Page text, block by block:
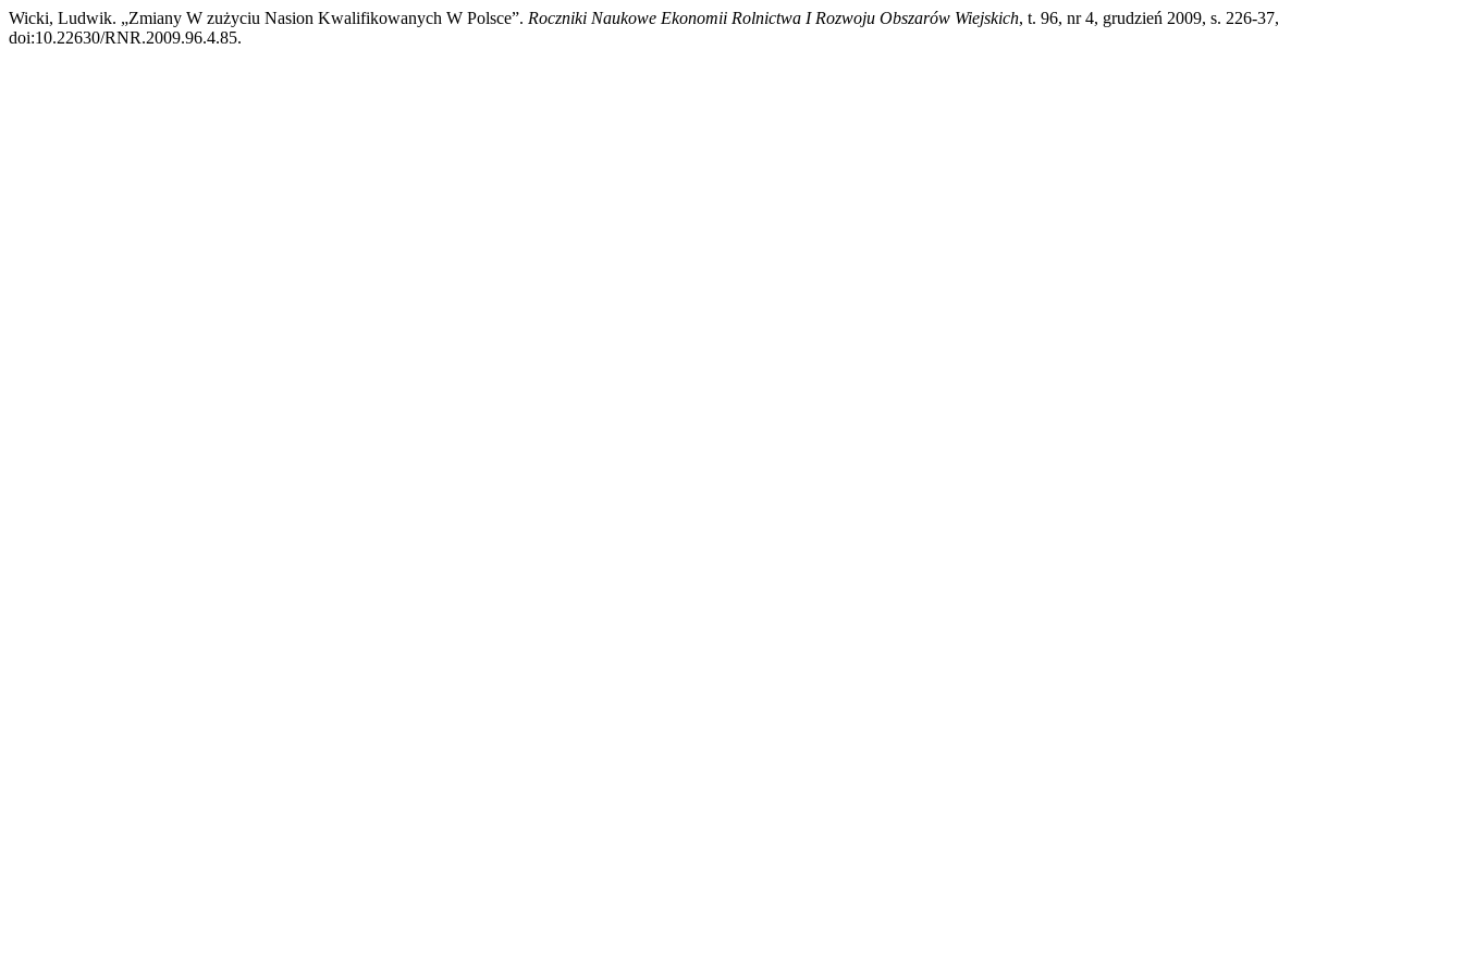
Wicki, Ludwik. „Zmiany W zużyciu Nasion Kwalifikowanych W Polsce”. Roczniki Naukowe Ekonomii Rolnictwa I Rozwoju Obszarów Wiejskich, t. 96, nr 4, grudzień 2009, s. 226-37,
doi:10.22630/RNR.2009.96.4.85.